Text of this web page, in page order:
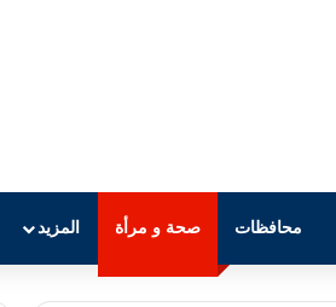
محافظات صحة و مرأة المزيد